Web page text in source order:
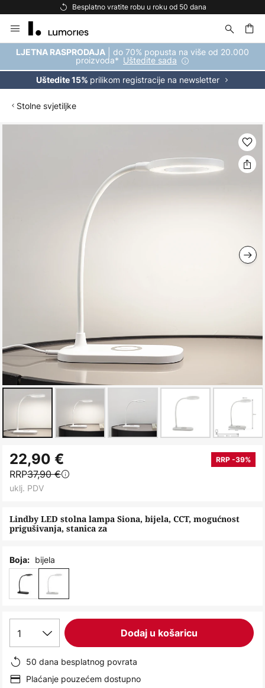
Besplatno vratite robu u roku od 50 dana
to
Content
LJETNA RASPRODAJA | do 70% popusta na više od 20.000
proizvoda* Uštedite sada
Uštedite 15% prilikom registracije na newsletter
Stolne svjetiljke
to
the
beginning
the
images
Lindby LED stolna lampa Siona, bijela, CCT, mogućnost
prigušivanja, stanica za
22,90 € RRP -39%
RRP37,90 €
uklj. PDV
Boja: bijela
1 Dodaj u košaricu
50 dana besplatnog povrata
Plaćanje pouzećem dostupno